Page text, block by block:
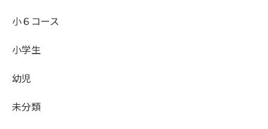
小６コース
小学生
幼児
未分類